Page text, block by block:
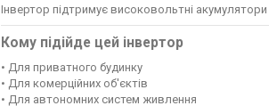
Інвертор підтримує високовольтні
Кому підійде цей інвертор
• Для приватного будинку
• Для комерційних об'єктів
• Для автономних систем живлення